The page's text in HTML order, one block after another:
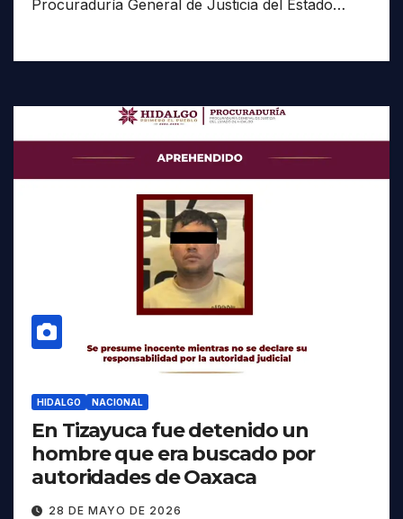
Procuraduría General de Justicia del Estado…
HIDALGO NACIONAL
En Tizayuca fue detenido un
hombre que era buscado por
autoridades de Oaxaca
28 DE MAYO DE 2026